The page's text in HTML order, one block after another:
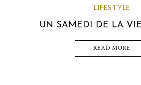
LIFESTYLE
UN SAMEDI DE LA VIE
READ MORE